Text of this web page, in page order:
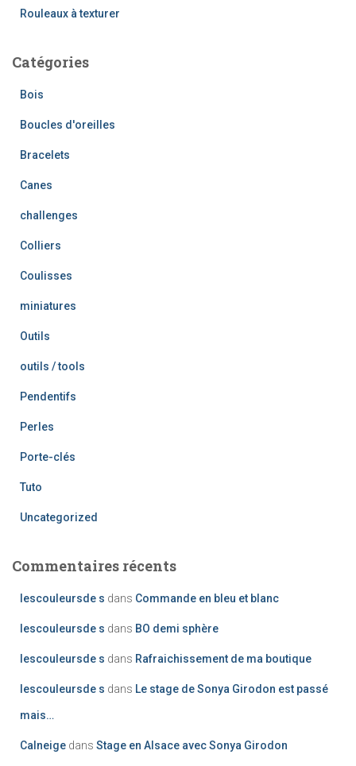
Rouleaux à texturer
Catégories
Bois
Boucles d'oreilles
Bracelets
Canes
challenges
Colliers
Coulisses
miniatures
Outils
outils / tools
Pendentifs
Perles
Porte-clés
Tuto
Uncategorized
Commentaires récents
lescouleursde s dans Commande en bleu et blanc
lescouleursde s dans BO demi sphère
lescouleursde s dans Rafraichissement de ma boutique
lescouleursde s dans Le stage de Sonya Girodon est passé
mais…
Calneige dans Stage en Alsace avec Sonya Girodon